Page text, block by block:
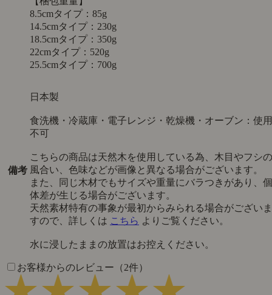
8.5cmタイプ：85g
14.5cmタイプ：230g
18.5cmタイプ：350g
22cmタイプ：520g
25.5cmタイプ：700g
備考
日本製
食洗機・冷蔵庫・電子レンジ・乾燥機・オーブン：使用
不可
こちらの商品は天然木を使用している為、木目やフシの
風合い、色味などが画像と異なる場合がございます。
また、同じ木材でもサイズや重量にバラつきがあり、個
体差が生じる場合がございます。
天然素材特有の事象が最初からみられる場合がございま
すので、詳しくは こちら よりご覧ください。
水に浸したままの放置はお控えください。
お客様からのレビュー（2件）